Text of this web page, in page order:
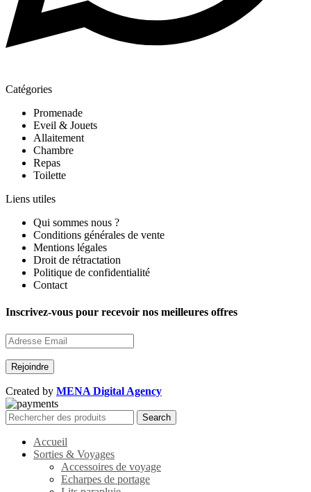
Catégories
Promenade
Eveil & Jouets
Allaitement
Chambre
Repas
Toilette
Liens utiles
Qui sommes nous ?
Conditions générales de vente
Mentions légales
Droit de rétractation
Politique de confidentialité
Contact
Inscrivez-vous pour recevoir nos meilleures offres
Created by MENA Digital Agency
Search
Accueil
Sorties & Voyages
Accessoires de voyage
Echarpes de portage